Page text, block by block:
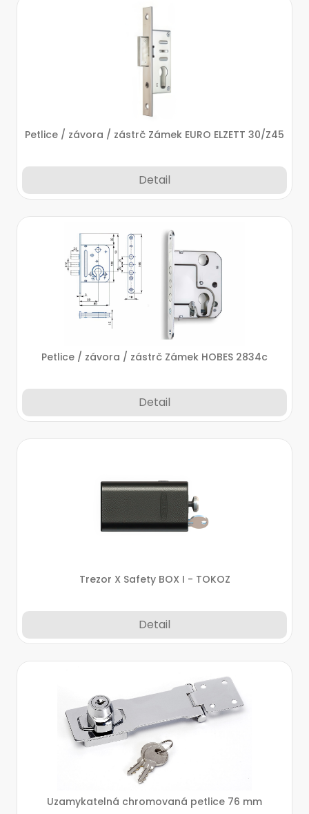
Petlice / závora / zástrč Zámek EURO ELZETT 30/Z45
Detail
Petlice / závora / zástrč Zámek HOBES 2834c
Detail
Trezor X Safety BOX I - TOKOZ
Detail
Uzamykatelná chromovaná petlice 76 mm